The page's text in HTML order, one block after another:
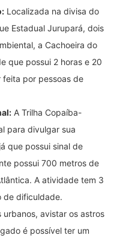
Localizada na divisa do
Estadual Jurupará, dois
a Cachoeira do
que possui 2 horas e 20
feita por pessoas de
A Trilha Copaíba-
para divulgar sua
que possui sinal de
possui 700 metros de
A atividade tem 3
de dificuldade.
urbanos, avistar os astros
é possível ter um